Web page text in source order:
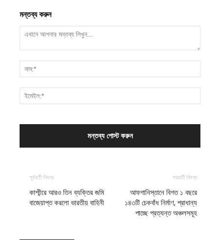
মন্তব্য করুন
পূর্ববর্তী নিবন্ধ
কাশ্মীরে আরও তিন ব্যক্তির জমি
বাজেয়াপ্ত করলো ভারতীয় বাহিনী
পরবর্তী নিবন্ধ
আফগানিস্তানে বিগত ১ বছরে
১৪৩টি চেকবাঁধ নির্মাণ, প্রাধান্য
পাচ্ছে প্রত্যন্ত অঞ্চলসমূহ